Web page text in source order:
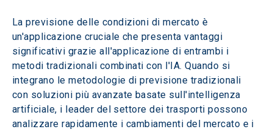
La previsione delle condizioni di mercato è
un'applicazione cruciale che presenta vantaggi
significativi grazie all'applicazione di entrambi i
metodi tradizionali combinati con l'IA. Quando si
integrano le metodologie di previsione tradizionali
con soluzioni più avanzate basate sull'intelligenza
artificiale, i leader del settore dei trasporti possono
analizzare rapidamente i cambiamenti del mercato e i